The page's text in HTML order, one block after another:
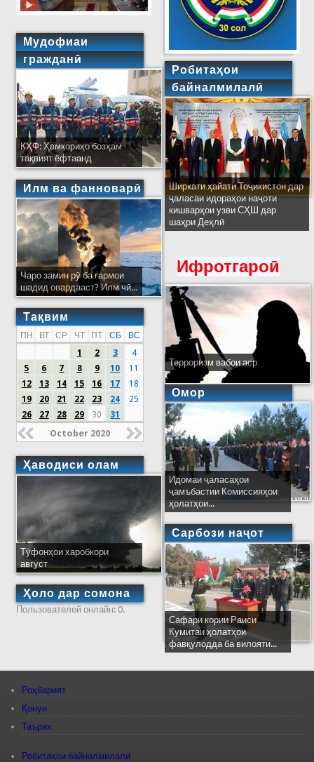
Мудофиаи
гражданӣ
КҲФ: Ҳамкориҳо бозҳам
тақвият ёфтаанд
Илм ва фанноварӣ
Чаро замин рӯ ба гармои
шадид овардааст? Илм чӣ...
Тақвим
ПН ВТ СР ЧТ ПТ СБ
ВС
1
2 3
4
5
6 7 8 9 10
11
12
13 14 15 16 17
18
19
20 21 22 23 24
25
26
27 28 29 30 31
October 2020
Ҳаводиси олам
Тӯфонҳои харобкори
август
Ҳоло дар сомона
Пользователей онлайн: 0.
Робитаҳои
байналмилалӣ
Ширкати ҳайати Тоҷикистон дар
ҷаласаи идораҳои наҷоти
кишварҳои узви СҲШ дар
шаҳри Деҳлӣ
Ифротгароӣ
Терроризм вабои аср
Омор
Идомаи ҷаласаҳои
ҷамъбастии Комиссияҳои
ҳолатҳои...
Сарбози наҷот
Сафари кории Раиси
Кумитаи ҳолатҳои
фавқулодда ба вилояти...
Роҳбарият
Қонун
Таърих
Робитаҳои байналмилалӣ